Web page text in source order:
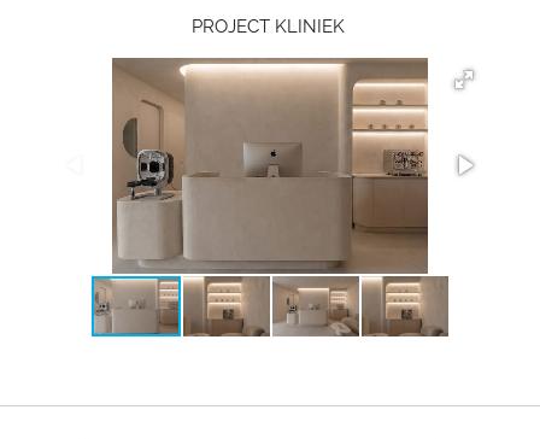
PROJECT KLINIEK